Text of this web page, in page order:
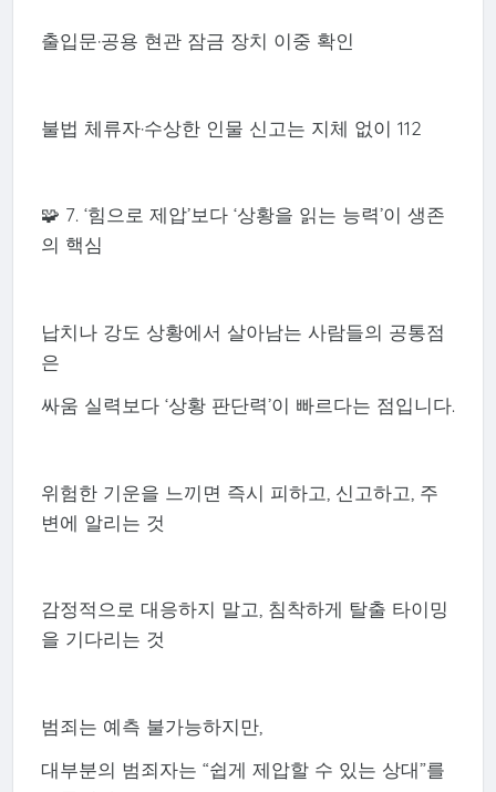
출입문·공용 현관 잠금 장치 이중 확인
불법 체류자·수상한 인물 신고는 지체 없이 112
🧩 7. ‘힘으로 제압’보다 ‘상황을 읽는 능력’이 생존
의 핵심
납치나 강도 상황에서 살아남는 사람들의 공통점
은
싸움 실력보다 ‘상황 판단력’이 빠르다는 점입니다.
위험한 기운을 느끼면 즉시 피하고, 신고하고, 주
변에 알리는 것
감정적으로 대응하지 말고, 침착하게 탈출 타이밍
을 기다리는 것
범죄는 예측 불가능하지만,
대부분의 범죄자는 “쉽게 제압할 수 있는 상대”를